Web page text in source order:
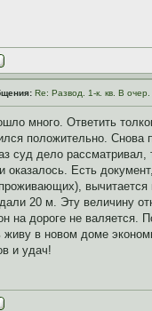
Re: Развод. 1-к. кв. В
много. Ответить
положительно. Снова
суд дело
оказалось. Есть
20 м. Эту величину
на дороге не валяется.
живу в новом доме
и удач!